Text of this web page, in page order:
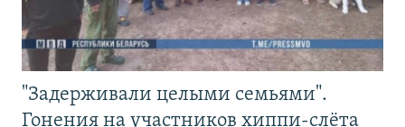
"Задерживали целыми семьями".
Гонения на участников хиппи-слёта